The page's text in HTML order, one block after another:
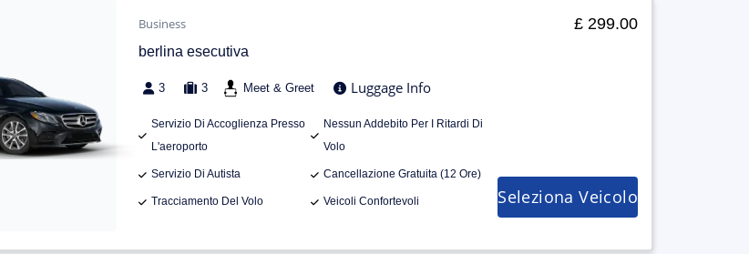
Business
berlina esecutiva
3 3 Meet & Greet Luggage Info
Servizio Di Accoglienza Presso
L'aeroporto
Nessun Addebito Per I Ritardi Di
Volo
Servizio Di Autista Cancellazione Gratuita (12 Ore)
Tracciamento Del Volo Veicoli Confortevoli
£ 299.00
Seleziona Veicolo